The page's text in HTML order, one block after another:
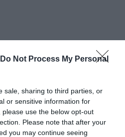
Do Not Process My Personal
sale, sharing to third parties, or
or sensitive information for
use the below opt-out
Please note that after your
you may continue seeing